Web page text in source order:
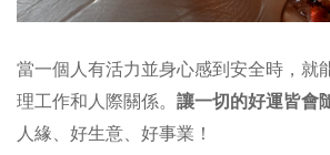
當一個人有活力並身心感到安全時，就
理工作和人際關係。 讓一切的好運皆會
人緣、好生意、好事業！